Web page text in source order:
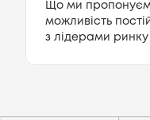
Що ми
можливість
з лідерами
на продукт